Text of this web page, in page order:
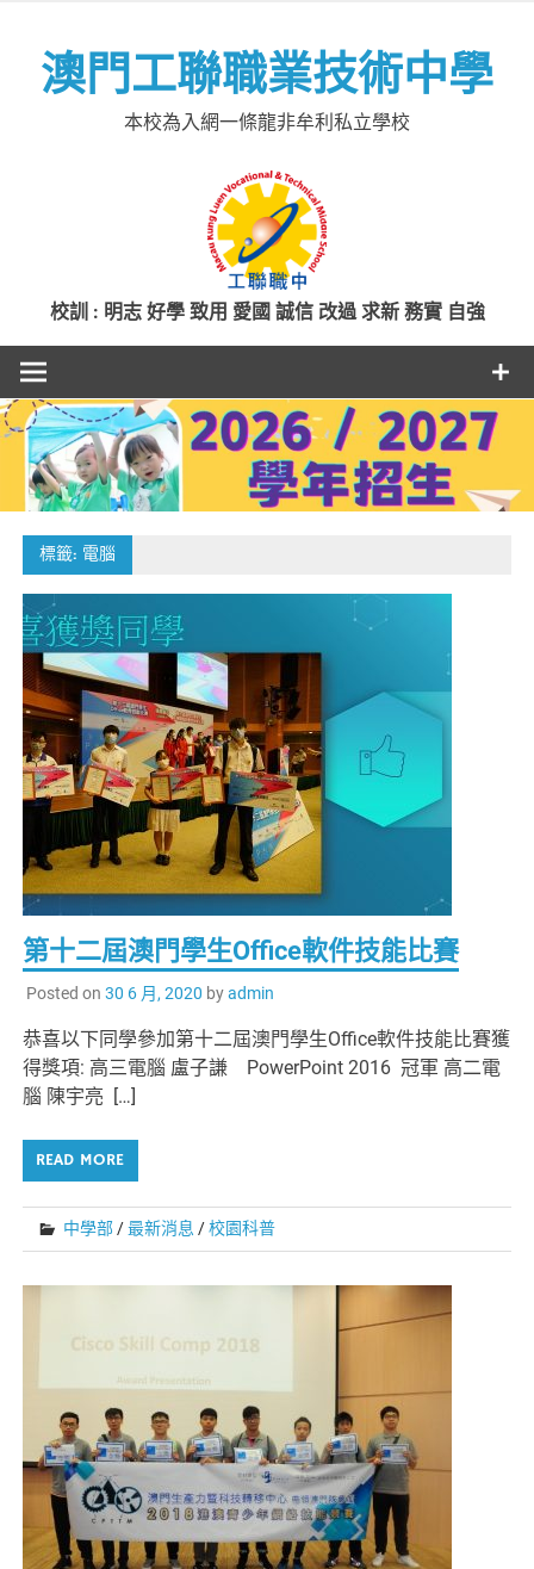
content澳門工聯職業技術中學
本校為入網一條龍非牟利私立學校
校訓 : 明志 好學 致用 愛國 誠信 改過 求新 務實 自強
標籤: 電腦
第十二屆澳門學生Office軟件技能比賽
Posted on 30 6 月, 2020 byadmin
恭喜以下同學參加第十二屆澳門學生Office軟件技能比賽獲
得獎項: 高三電腦 盧子謙 PowerPoint 2016 冠軍 高二電
腦 陳宇亮 […]
READ MORE
中學部 /最新消息 /校園科普